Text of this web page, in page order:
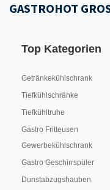
GASTROHOT
Top Kategorien
Getränkekühlschrank
Tiefkühlschränke
Tiefkühltruhe
Gastro Fritteusen
Gewerbekühlschrank
Gastro Geschirrspüler
Dunstabzugshauben